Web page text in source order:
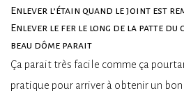
Enlever l’étain quand le joint est
Enlever le fer le long de la patte du
beau dôme parait
Ça parait très facile comme ça
pratique pour arriver à obtenir un